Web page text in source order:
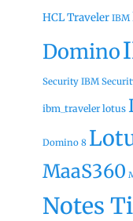
HCL Traveler IBM
Domino
Security IBM
ibm_traveler lotus
Domino 8
MaaS360
Notes